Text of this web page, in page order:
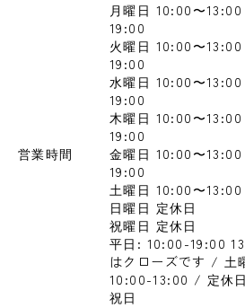
営業時間
月曜日 10:00〜13:00
19:00
火曜日 10:00〜13:00
19:00
水曜日 10:00〜13:00
19:00
木曜日 10:00〜13:00
19:00
金曜日 10:00〜13:00
19:00
土曜日 10:00〜13:00
日曜日 定休日
祝曜日 定休日
平日: 10:00-19:00
はクローズです / 土
10:00-13:00 / 定休
祝日